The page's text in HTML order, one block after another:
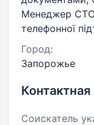
Менеджер
телефонної
Город:
Запорожье
Соискатель